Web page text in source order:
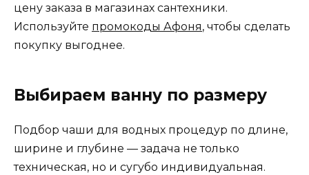
цену заказа в магазинах сантехники.
Используйте промокоды Афоня, чтобы сделать
покупку выгоднее.
Выбираем ванну по размеру
Подбор чаши для водных процедур по длине,
ширине и глубине — задача не только
техническая, но и сугубо индивидуальная.